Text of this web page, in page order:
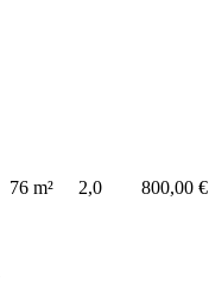
76 m² 2,0 800,00 €